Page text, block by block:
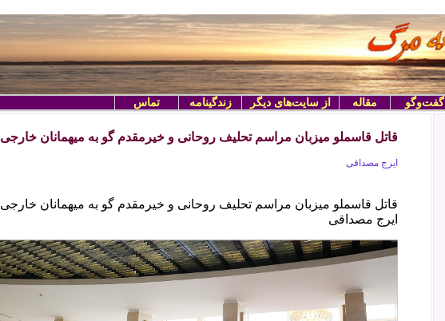
تماس زندگینامه از سایت‌های دیگر مقاله گفت‌وگو
قاتل قاسملو میزبان مراسم تحلیف روحانی و خیرمقدم گو به میهمانان خارجی
ایرج مصداقی
قاتل قاسملو میزبان مراسم تحلیف روحانی و خیرمقدم گو به میهمانان خارجی
ایرج مصداقی